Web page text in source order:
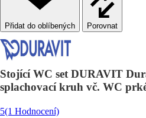
Porovnat
Stojící WC set DURAVIT
splachovací kruh vč. WC
5(1 Hodnocení)